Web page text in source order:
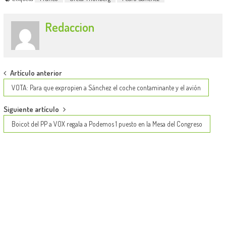
Redaccion
Post
navigation
Artículo anterior
VOTA: Para que expropien a Sánchez el coche contaminante y el avión
Siguiente artículo
Boicot del PP a VOX regala a Podemos 1 puesto en la Mesa del Congreso